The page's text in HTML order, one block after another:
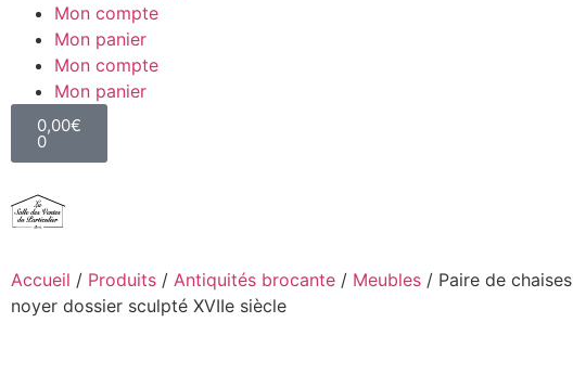
Mon compte
Mon panier
Mon compte
Mon panier
0,00€
0
Accueil / Produits / Antiquités brocante / Meubles / Paire de chaises
noyer dossier sculpté XVIIe siècle